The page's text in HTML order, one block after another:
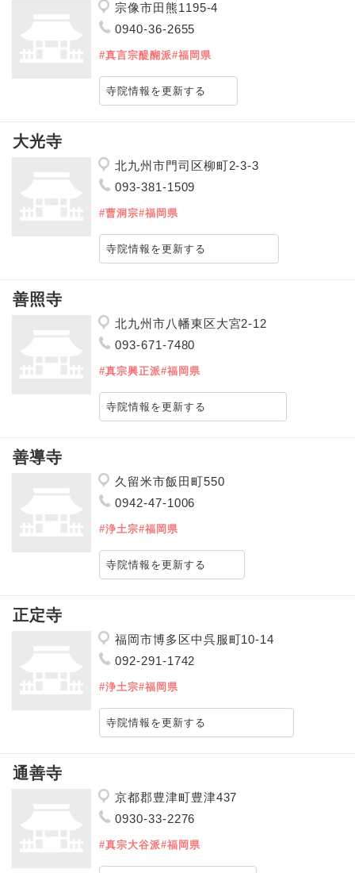
宗像市田熊1195-4
0940-36-2655
#真言宗醍醐派#福岡県
寺院情報を更新する
大光寺
北九州市門司区柳町2-3-3
093-381-1509
#曹洞宗#福岡県
寺院情報を更新する
善照寺
北九州市八幡東区大宮2-12
093-671-7480
#真宗興正派#福岡県
寺院情報を更新する
善導寺
久留米市飯田町550
0942-47-1006
#浄土宗#福岡県
寺院情報を更新する
正定寺
福岡市博多区中呉服町10-14
092-291-1742
#浄土宗#福岡県
寺院情報を更新する
通善寺
京都郡豊津町豊津437
0930-33-2276
#真宗大谷派#福岡県